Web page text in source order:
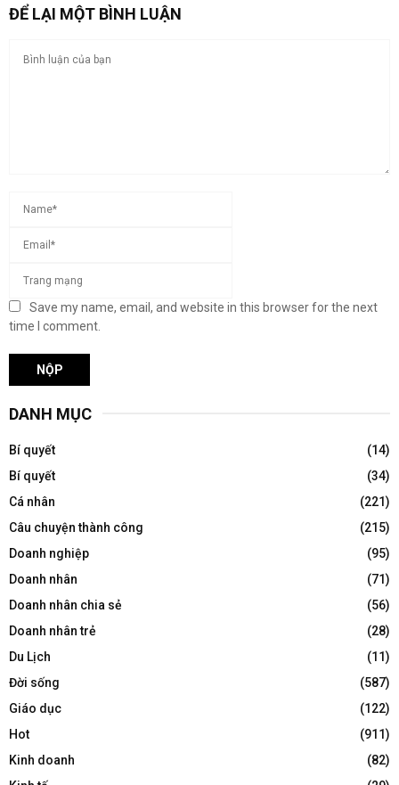
ĐỂ LẠI MỘT BÌNH LUẬN
Save my name, email, and website in this browser for the next
time I comment.
DANH MỤC
Bí quyết
(14)
Bí quyết
(34)
Cá nhân
(221)
Câu chuyện thành công
(215)
Doanh nghiệp
(95)
Doanh nhân
(71)
Doanh nhân chia sẻ
(56)
Doanh nhân trẻ
(28)
Du Lịch
(11)
Đời sống
(587)
Giáo dục
(122)
Hot
(911)
Kinh doanh
(82)